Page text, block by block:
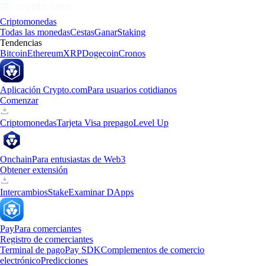
Criptomonedas
Todas las monedasCestasGanarStaking
Tendencias
BitcoinEthereumXRPDogecoinCronos
Aplicación Crypto.comPara usuarios cotidianos
Comenzar
CriptomonedasTarjeta Visa prepagoLevel Up
OnchainPara entusiastas de Web3
Obtener extensión
IntercambiosStakeExaminar DApps
PayPara comerciantes
Registro de comerciantes
Terminal de pagoPay SDKComplementos de comercio
electrónicoPredicciones